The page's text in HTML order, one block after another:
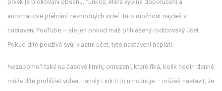
prvek je blokování obsahu, funkce, která vypíná doporučení a
automatické přehrání nevhodných videí. Tuto možnost najdeš v
nastavení YouTube – ale jen pokud máš přihlášený rodičovský účet.
Pokud dítě používá svůj vlastní účet, tyto nastavení neplatí.
Nezapomeň také na časové limity, omezení, které říká, kolik hodin denně
může dítě prohlížet videa. Family Link ti to umožňuje – můžeš nastavit, že